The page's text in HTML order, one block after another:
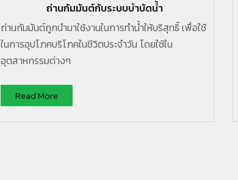
ถ่านกัมมันต์กับระบบบำบัดน้ำ
ถ่านกัมมันต์ถูกนำมาใช้งานในการทำน้ำให้บริสุทธิ์ เพื่อใช้
ในการอุปโภคบริโภคในชีวิตประจำวัน โดยใช้ใน
อุตสาหกรรมต่างๆ
Read More